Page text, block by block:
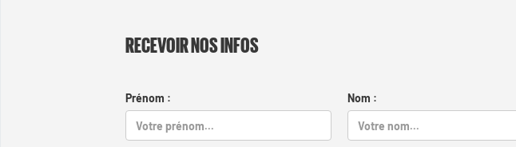
RECEVOIR NOS INFOS
Prénom : Nom :